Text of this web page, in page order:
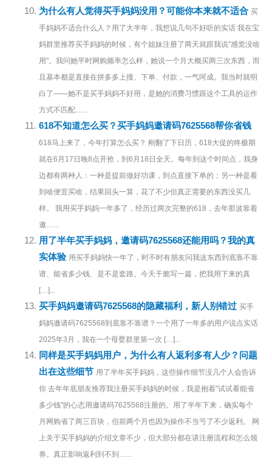
为什么有人觉得买手妈妈没用？可能你本来就不适合 买
手妈妈不适合什么人？用了大半年，我想说几句不好听的实话 我在宝
妈群里推荐买手妈妈的时候，有个姐妹注册了两天就跟我说"感觉没啥
用"。我问她平时网购频率怎么样，她说一个月大概买两三次东西，而
且基本都是直接在拼多多上搜、下单、付款，一气呵成。我当时就明
白了——她不是买手妈妈不好用，是她的消费习惯跟这个工具的运作
方式不匹配…...
618不知道怎么买？买手妈妈邀请码7625568帮你省钱
618马上来了，今年打算怎么买？ 刚翻了下日历，618大促的终极期
就在6月17日晚8点开抢，到6月18日全天。每年到这个时间点，我身
边都有两种人：一种是提前做好功课，到点直接下单的；另一种是看
到啥便宜买啥，结果回头一算，花了不少但真正需要的东西没买几
样。 我用买手妈妈一年多了，经历过两次完整的618，去年那波靠着
邀…...
用了半年买手妈妈，邀请码7625568还能用吗？我的真
实体验 用买手妈妈快一年了，时不时有朋友问我这东西到底靠不靠
谱、能省多少钱、是不是套路。今天干脆写一篇，把我用下来的真
[…]...
买手妈妈邀请码7625568的隐藏福利，新人别错过 买手
妈妈邀请码7625568到底靠不靠谱？一个用了一年多的用户说点实话
2025年3月，我在一个母婴群里第一次 […]...
同样是买手妈妈用户，为什么有人返利多有人少？问题
出在这些细节 用了半年买手妈妈，这些操作细节没几个人会告诉
你 去年年底朋友推荐我注册买手妈妈的时候，我是抱着"试试看能省
多少钱"的心态用邀请码7625568注册的。用了半年下来，确实每个
月网购省了两三百块，但前两个月也因为操作不当亏了不少返利。 网
上关于买手妈妈的介绍文章不少，但大部分都在讲注册流程和怎么领
券。真正影响返利到不到…...